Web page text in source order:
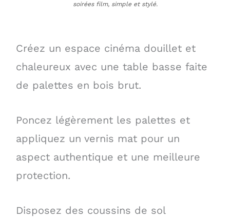
soirées film, simple et stylé.
Créez un espace cinéma douillet et
chaleureux avec une table basse faite
de palettes en bois brut.
Poncez légèrement les palettes et
appliquez un vernis mat pour un
aspect authentique et une meilleure
protection.
Disposez des coussins de sol